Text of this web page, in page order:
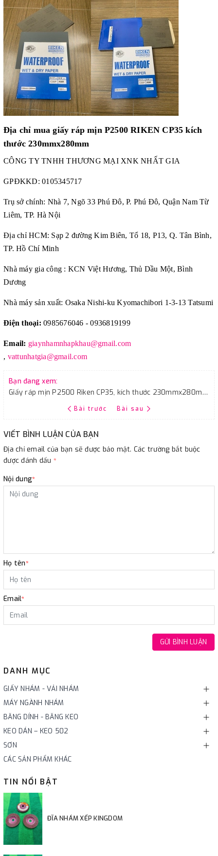
DANH MỤC
GIẤY NHÁM - VẢI NHÁM
MÁY NGÀNH NHÁM
BĂNG DÍNH - BĂNG KEO
KEO DÁN – KEO 502
SƠN
CÁC SẢN PHẨM KHÁC
TIN NỔI BẬT
ĐĨA NHÁM XẾP KINGDOM
Địa chỉ mua giấy ráp mịn P2500 RIKEN CP35 kích
thước 230mmx280mm
CÔNG TY TNHH THƯƠNG MẠI XNK NHẤT GIA
GPĐKKD: 0105345717
Trụ sở chính: Nhà 7, Ngõ 33 Phú Đô, P. Phú Đô, Quận Nam Từ
Liêm, TP. Hà Nội
Địa chỉ HCM: Sạp 2 đường Kim Biên, Tổ 18, P13, Q. Tân Bình,
TP. Hồ Chí Minh
Nhà máy gia công : KCN Việt Hương, Thủ Dầu Một, Bình
Dương
Nhà máy sản xuất: Osaka Nishi-ku Kyomachibori 1-3-13 Tatsumi
Điện thoại: 0985676046 - 0936819199
Email: giaynhamnhapkhau@gmail.com
, vattunhatgia@gmail.com
Bạn đang xem:
Giấy ráp mịn P2500 Riken CP35, kích thước 230mmx280mm, màu đen
Bài trước Bài sau
VIẾT BÌNH LUẬN CỦA BẠN
Địa chỉ email của bạn sẽ được bảo mật. Các trường bắt buộc
được đánh dấu *
Nội dung*
Họ tên*
Email*
GỬI BÌNH LUẬN